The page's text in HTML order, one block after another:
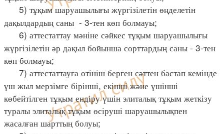
5) тұқым шаруашылығы жүргізілетін өңделетін
дақылдардың саны - 3-тен көп болмауы;
6) аттестаттау мәніне сәйкес тұқым шаруашылығы
жүргізілетін әр дақыл бойынша сорттардың саны - 3-тен
көп болмауы;
7) аттестаттауға өтініш берген сәттен бастап кемінде
үш жыл мерзімге бірінші, екінші және үшінші
көбейтілген тұқым ендіру үшін элиталық тұқым жеткізу
туралы элиталық тұқым өсіруші шаруашылықпен
жасалған шарттың болуы;